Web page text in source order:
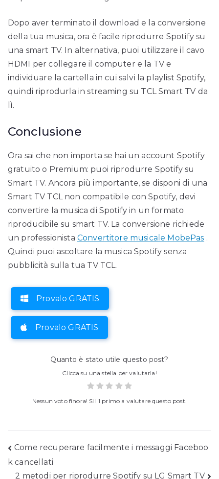
Dopo aver terminato il download e la conversione
della tua musica, ora è facile riprodurre Spotify su
una smart TV. In alternativa, puoi utilizzare il cavo
HDMI per collegare il computer e la TV e
individuare la cartella in cui salvi la playlist Spotify,
quindi riprodurla in streaming su TCL Smart TV da
lì.
Conclusione
Ora sai che non importa se hai un account Spotify
gratuito o Premium: puoi riprodurre Spotify su
Smart TV. Ancora più importante, se disponi di una
Smart TV TCL non compatibile con Spotify, devi
convertire la musica di Spotify in un formato
riproducibile su smart TV. La conversione richiede
un professionista Convertitore musicale MobePas .
Quindi puoi ascoltare la musica Spotify senza
pubblicità sulla tua TV TCL.
Provalo GRATIS
Provalo GRATIS
Quanto è stato utile questo post?
Clicca su una stella per valutarla!
Nessun voto finora! Sii il primo a valutare questo post.
Posta
navigazione
Come recuperare facilmente i messaggi Faceboo
k cancellati
2 metodi per riprodurre Spotify su LG Smart TV